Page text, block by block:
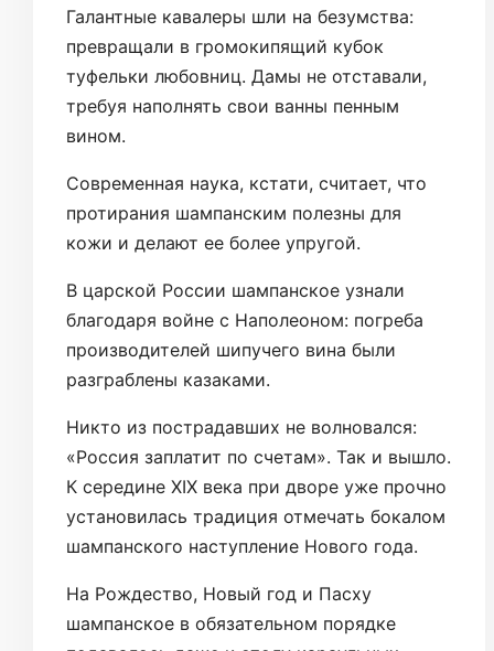
Галантные кавалеры шли на безумства:
превращали в громокипящий кубок
туфельки любовниц. Дамы не отставали,
требуя наполнять свои ванны пенным
вином.
Современная наука, кстати, считает, что
протирания шампанским полезны для
кожи и делают ее более упругой.
В царской России шампанское узнали
благодаря войне с Наполеоном: погреба
производителей шипучего вина были
разграблены казаками.
Никто из пострадавших не волновался:
«Россия заплатит по счетам». Так и вышло.
К середине XIX века при дворе уже прочно
установилась традиция отмечать бока­лом
шампанского наступление Нового года.
На Рождество, Новый год и Пасху
шампанское в обязательном порядке